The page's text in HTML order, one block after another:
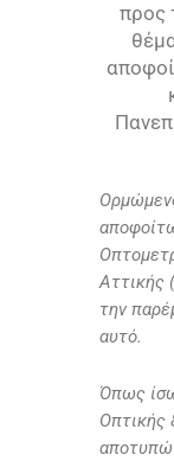
προς
Αττικής
την
αυτό.
Όπως
Οπτικής